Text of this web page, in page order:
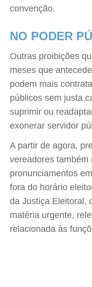
convenção.
NO PODER
Outras proibições
meses que
podem mais
públicos sem justa
suprimir ou
exonerar servidor
A partir de agora,
vereadores também
pronunciamentos
fora do horário
da Justiça Eleitoral,
matéria urgente,
relacionada às